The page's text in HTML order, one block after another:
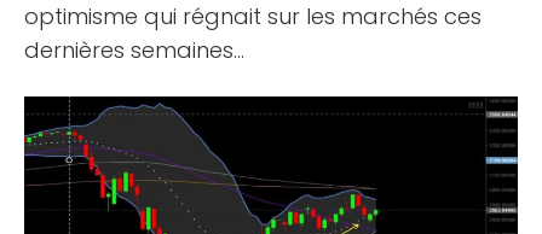
optimisme qui régnait sur les marchés ces
dernières semaines…